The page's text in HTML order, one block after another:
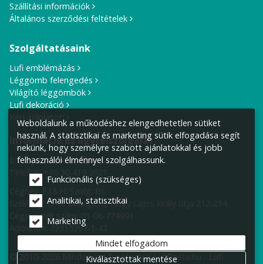
Szállítási információk
Általános szerződési feltételek
Szolgáltatásaink
Lufi emblémázás
Léggömb felengedés
Világító léggömbök
Lufi dekoráció
Kérj ajánlatot!
Információ és ügyfélszolgálat
E-mail cím:info@lufiposta.hu
Telefon:+36 30 419 2621
Cégnév: F.I.S.H. Szolg. Bt.
Székhely: 1149 Budapest, Nagy Lajos király útja 212-214.
Cégjegyzék szám: 01-06-774991
Adószám: 22315797-1-42
© 2010-2026 Minden jog fenntartva! LufiPosta.hu - Lufi
Weboldalunk a működéshez elengedhetetlen sütiket
használ. A statisztikai és marketing sütik elfogadása segít
nekünk, hogy személyre szabott ajánlatokkal és jobb
felhasználói élménnyel szolgálhassunk.
Funkcionális (szükséges)
Analitikai, statisztikai
Marketing
Mindet elfogadom
Kiválasztottak mentése